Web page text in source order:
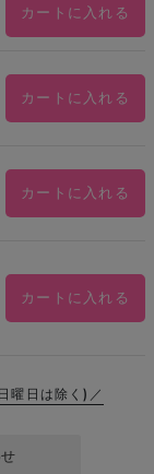
カートに入れる
カートに入れる
カートに入れる
カートに入れる
曜日は除く)／